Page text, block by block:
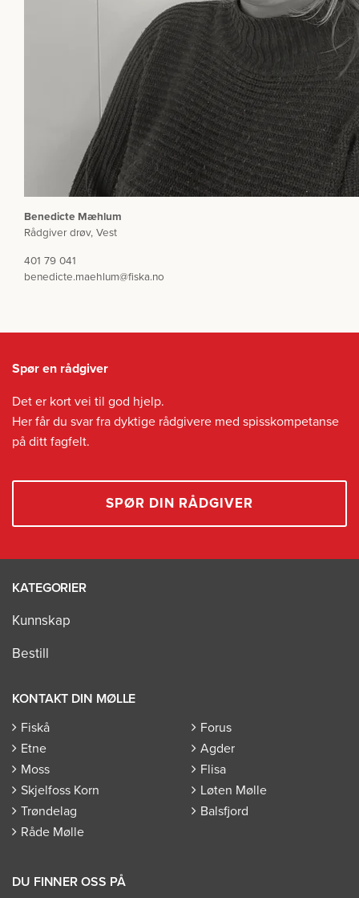
Benedicte Mæhlum
Rådgiver drøv, Vest
401 79 041
benedicte.maehlum@fiska.no
Spør en rådgiver
Det er kort vei til god hjelp.
Her får du svar fra dyktige rådgivere med spisskompetanse
på ditt fagfelt.
SPØR DIN RÅDGIVER
KATEGORIER
Kunnskap
Bestill
KONTAKT DIN MØLLE
Fiskå
Forus
Etne
Agder
Moss
Flisa
Skjelfoss Korn
Løten Mølle
Trøndelag
Balsfjord
Råde Mølle
DU FINNER OSS PÅ